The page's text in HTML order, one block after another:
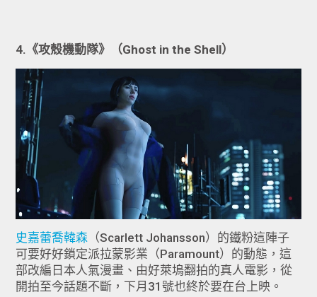
4.《攻殼機動隊》（Ghost in the Shell）
史嘉蕾喬韓森 （Scarlett Johansson）的鐵粉這陣子
可要好好鎖定派拉蒙影業（Paramount）的動態，這
部改編日本人氣漫畫、由好萊塢翻拍的真人電影，從
開拍至今話題不斷，下月31號也終於要在台上映。